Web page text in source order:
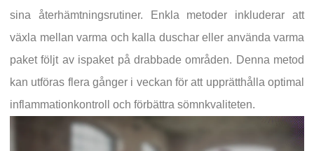
sina återhämtningsrutiner. Enkla metoder inkluderar att
växla mellan varma och kalla duschar eller använda varma
paket följt av ispaket på drabbade områden. Denna metod
kan utföras flera gånger i veckan för att upprätthålla optimal
inflammationkontroll och förbättra sömnkvaliteten.